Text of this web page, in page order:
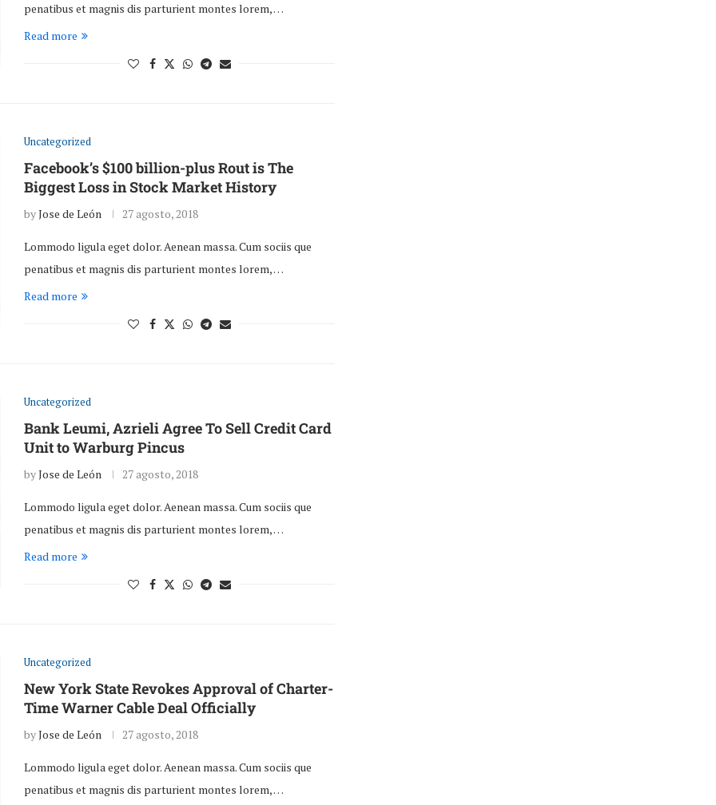
penatibus et magnis dis parturient montes lorem, …
Read more
Uncategorized
Facebook’s $100 billion-plus Rout is The
Biggest Loss in Stock Market History
byJose de León 27 agosto, 2018
Lommodo ligula eget dolor. Aenean massa. Cum sociis que
penatibus et magnis dis parturient montes lorem, …
Read more
Uncategorized
Bank Leumi, Azrieli Agree To Sell Credit Card
Unit to Warburg Pincus
byJose de León 27 agosto, 2018
Lommodo ligula eget dolor. Aenean massa. Cum sociis que
penatibus et magnis dis parturient montes lorem, …
Read more
Uncategorized
New York State Revokes Approval of Charter-
Time Warner Cable Deal Officially
byJose de León 27 agosto, 2018
Lommodo ligula eget dolor. Aenean massa. Cum sociis que
penatibus et magnis dis parturient montes lorem, …